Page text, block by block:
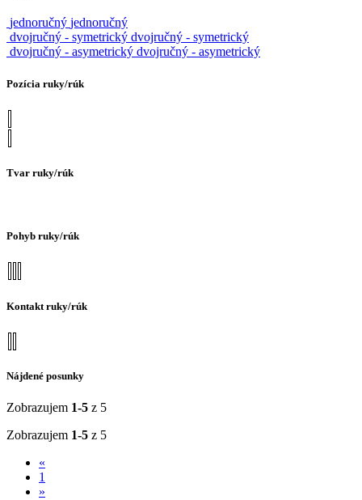
jednoručný jednoručný
dvojručný - symetrický dvojručný - symetrický
dvojručný - asymetrický dvojručný - asymetrický
Pozícia ruky/rúk
Tvar ruky/rúk
Pohyb ruky/rúk
Kontakt ruky/rúk
Nájdené posunky
Zobrazujem 1-5 z 5
Zobrazujem 1-5 z 5
«
1
»